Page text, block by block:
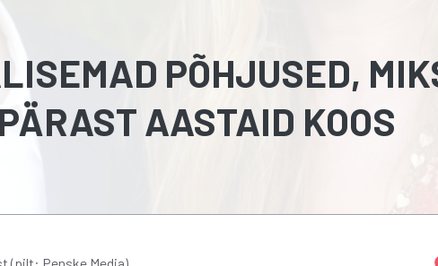
PÕHJUSED,
AASTAID KOOS
(pilt: Penske Media)